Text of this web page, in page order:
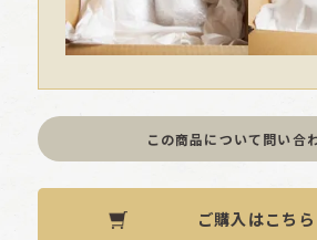
この商品について問い合
ご購入はこちら